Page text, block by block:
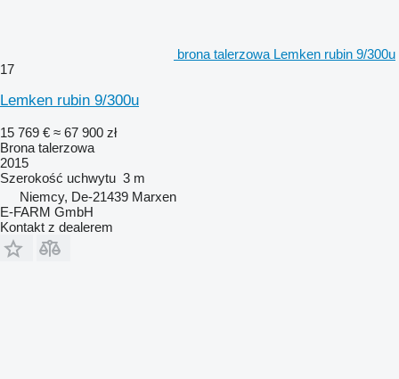
brona talerzowa Lemken rubin 9/300u
17
Lemken rubin 9/300u
15 769 € ≈ 67 900 zł
Brona talerzowa
2015
Szerokość uchwytu 3 m
Niemcy, De-21439 Marxen
E-FARM GmbH
Kontakt z dealerem